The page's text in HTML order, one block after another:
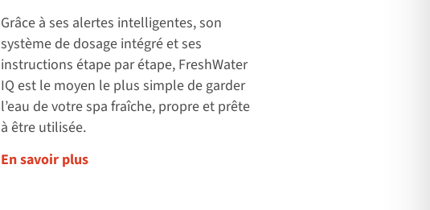
Grâce à ses alertes intelligentes, son
système de dosage intégré et ses
instructions étape par étape, FreshWater
IQ est le moyen le plus simple de garder
l’eau de votre spa fraîche, propre et prête
à être utilisée.
En savoir plus